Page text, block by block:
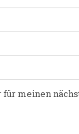
meinen